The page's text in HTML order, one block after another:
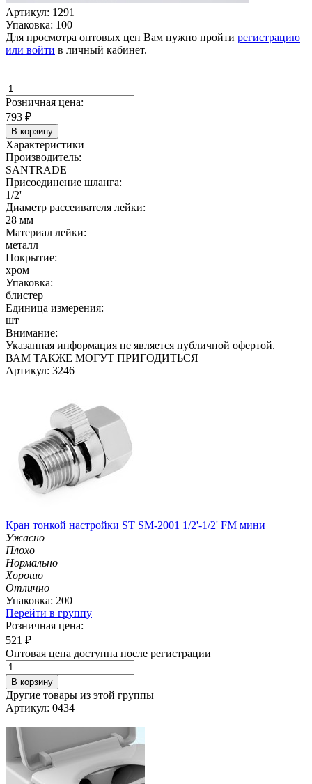
Артикул: 1291
Упаковка: 100
Для просмотра оптовых цен Вам нужно пройти регистрацию
или войти в личный кабинет.
Розничная цена:
793 ₽
В корзину
Характеристики
Производитель:
SANTRADE
Присоединение шланга:
1/2'
Диаметр рассеивателя лейки:
28 мм
Материал лейки:
металл
Покрытие:
хром
Упаковка:
блистер
Единица измерения:
шт
Внимание:
Указанная информация не является публичной офертой.
ВАМ ТАКЖЕ МОГУТ ПРИГОДИТЬСЯ
Артикул: 3246
Кран тонкой настройки ST SM-2001 1/2'-1/2' FM мини
Ужасно
Плохо
Нормально
Хорошо
Отлично
Упаковка: 200
Перейти в группу
Розничная цена:
521 ₽
Оптовая цена доступна после регистрации
В корзину
Другие товары из этой группы
Артикул: 0434